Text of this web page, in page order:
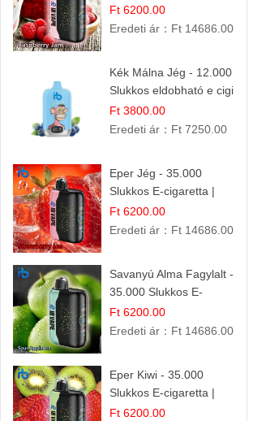
IBVape Bar Édes
Gyümölcs Íz
Ft 6200.00
Eredeti ár： Ft 14686.00
Kék Málna Jég - 12.000
Slukkos eldobható e cigi
| Frissítő Bogyós Íz
Ft 3800.00
Eredeti ár： Ft 7250.00
Eper Jég - 35.000
Slukkos E-cigaretta |
IBVape Bar
Ft 6200.00
Eredeti ár： Ft 14686.00
Savanyú Alma Fagylalt -
35.000 Slukkos E-
cigaretta | IBVape Bar
Ft 6200.00
Eredeti ár： Ft 14686.00
Eper Kiwi - 35.000
Slukkos E-cigaretta |
IBVape Bar Friss
Ft 6200.00